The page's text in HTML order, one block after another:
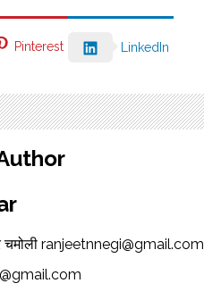
Pinterest LinkedIn
चमोली ranjeetnnegi@gmail.com